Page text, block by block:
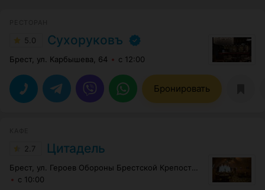
5.0 Сухоруковъ
Брест, ул. Карбышева, 64 с 12:00
Бронировать
2.7 Цитадель
Брест, ул. Героев Обороны Брестской Крепости, 58П
с 10:00